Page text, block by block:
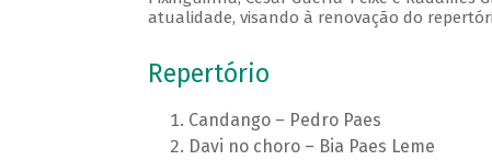
atualidade, visando à renovação do
Repertório
Candango – Pedro Paes
Davi no choro – Bia Paes Leme